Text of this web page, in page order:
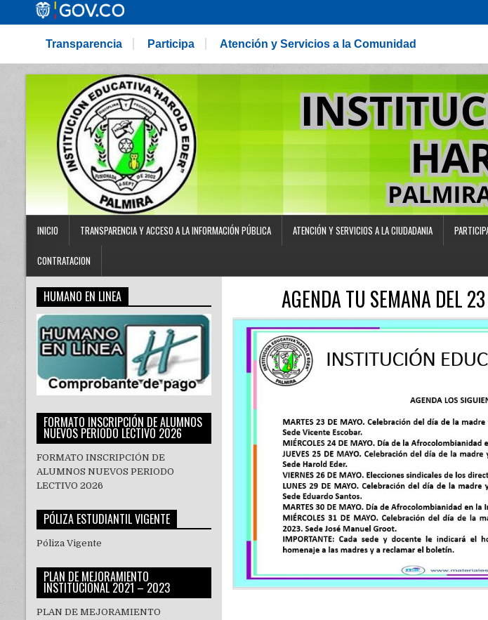
Transparencia Participa Atención y Servicios a la Comunidad
INICIO TRANSPARENCIA Y ACCESO A LA INFORMACIÓN PÚBLICA ATENCIÓN Y SERVICIOS A LA CIUDADANIA
CONTRATACION
AGENDA TU SEMANA DEL
HUMANO EN LINEA
FORMATO INSCRIPCIÓN DE ALUMNOS
NUEVOS PERIODO LECTIVO 2026
FORMATO INSCRIPCIÓN DE
ALUMNOS NUEVOS PERIODO
LECTIVO 2026
PÓLIZA ESTUDIANTIL VIGENTE
Póliza Vigente
PLAN DE MEJORAMIENTO
INSTITUCIONAL 2021 – 2023
PLAN DE MEJORAMIENTO